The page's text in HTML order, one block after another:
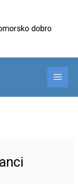
dobro